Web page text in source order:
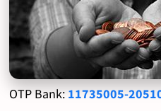
OTP Bank: 11735005-